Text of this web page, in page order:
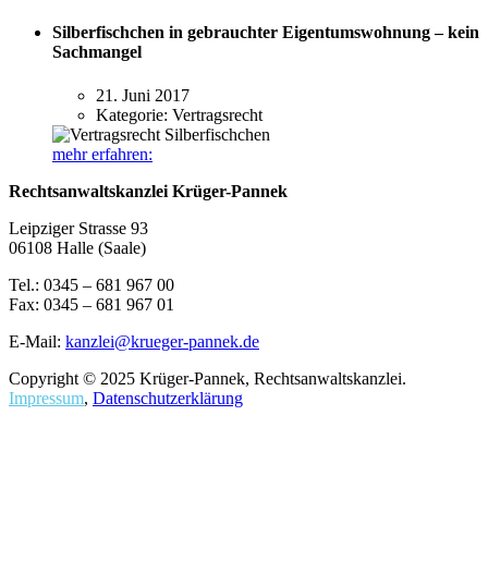
Silberfischchen in gebrauchter Eigentumswohnung – kein
Sachmangel
21. Juni 2017
Kategorie: Vertragsrecht
mehr erfahren:
Rechtsanwaltskanzlei Krüger-Pannek
Leipziger Strasse 93
06108 Halle (Saale)
Tel.: 0345 – 681 967 00
Fax: 0345 – 681 967 01
E-Mail: kanzlei@krueger-pannek.de
Copyright © 2025 Krüger-Pannek, Rechtsanwaltskanzlei.
Impressum, Datenschutzerklärung